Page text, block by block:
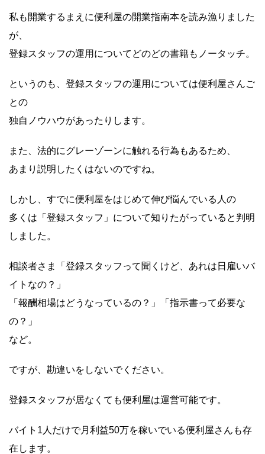
私も開業するまえに便利屋の開業指南本を読み漁りました
が、
登録スタッフの運用についてどのどの書籍もノータッチ。
というのも、登録スタッフの運用については便利屋さんご
との
独自ノウハウがあったりします。
また、法的にグレーゾーンに触れる行為もあるため、
あまり説明したくはないのですね。
しかし、すでに便利屋をはじめて伸び悩んでいる人の
多くは「登録スタッフ」について知りたがっていると判明
しました。
相談者さま「登録スタッフって聞くけど、あれは日雇いバ
イトなの？」
「報酬相場はどうなっているの？」「指示書って必要な
の？」
など。
ですが、勘違いをしないでください。
登録スタッフが居なくても便利屋は運営可能です。
バイト1人だけで月利益50万を稼いでいる便利屋さんも存
在します。